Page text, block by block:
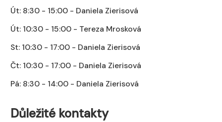
Út: 8:30 - 15:00 - Daniela Zierisová
Út: 10:30 - 15:00 - Tereza Mrosková
St: 10:30 - 17:00 - Daniela Zierisová
Čt: 10:30 - 17:00 - Daniela Zierisová
Pá: 8:30 - 14:00 - Daniela Zierisová
Důležité kontakty